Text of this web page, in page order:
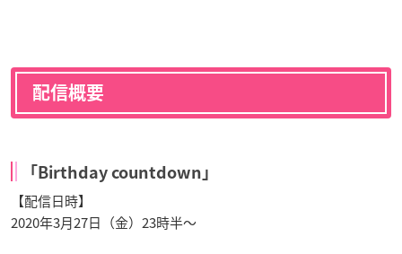
配信概要
「Birthday countdown」
【配信日時】
2020年3月27日（金）23時半～